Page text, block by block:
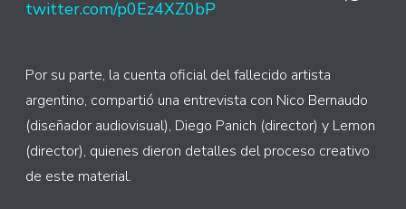
pic.twitter.com/p0Ez4XZ0bP
Por su parte, la cuenta oficial del fallecido artista
argentino, compartió una entrevista con Nico Bernaudo
(diseñador audiovisual), Diego Panich (director) y Lemon
(director), quienes dieron detalles del proceso creativo
de este material.